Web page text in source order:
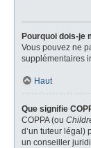
Pourquoi dois-je
Vous pouvez ne
supplémentaires
Haut
Que signifie
COPPA (ou
d’un tuteur légal)
un conseiller